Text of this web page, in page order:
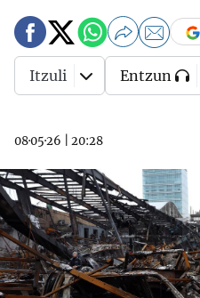
08·05·26 20:28
Itzuli Entzun